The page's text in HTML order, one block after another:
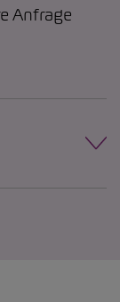
Anfrage